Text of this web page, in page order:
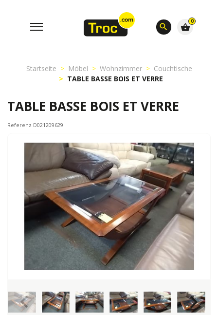
search
0
shopping_basket
Startseite Möbel Wohnzimmer
Couchtische
TABLE BASSE BOIS ET VERRE
TABLE BASSE BOIS ET VERRE
Referenz D021209629
keyboard_arrow_left keyboard_arrow_right